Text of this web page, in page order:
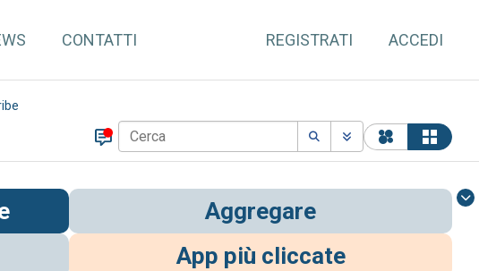
CONTATTI REGISTRATI ACCEDI
Aggregare
App più cliccate